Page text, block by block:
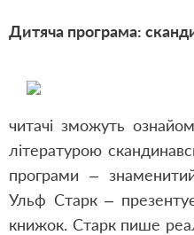
Дитяча програма:
читачі зможуть
літературою
програми –
Ульф Старк – презентує
книжок. Старк пише